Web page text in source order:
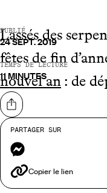
PUBLIÉ
24 SEPT. 2019
TEMPS DE LECTURE
11 MINUTES
Partager sur
PARTAGER SUR
Messenger
Copier le lien
Lassés des
fêtes de fin
nouvel an : de